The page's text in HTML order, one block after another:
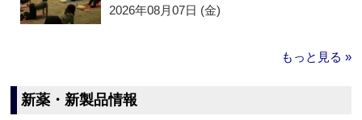
2026年08月07日 (金)
もっと見る »
新薬・新製品情報